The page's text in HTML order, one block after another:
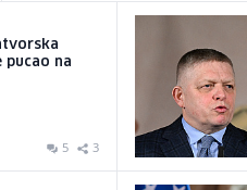
pucao na
5 3